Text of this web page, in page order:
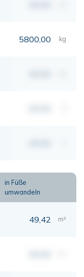
5800,00 kg
in Füße
umwandeln
49,42 m²